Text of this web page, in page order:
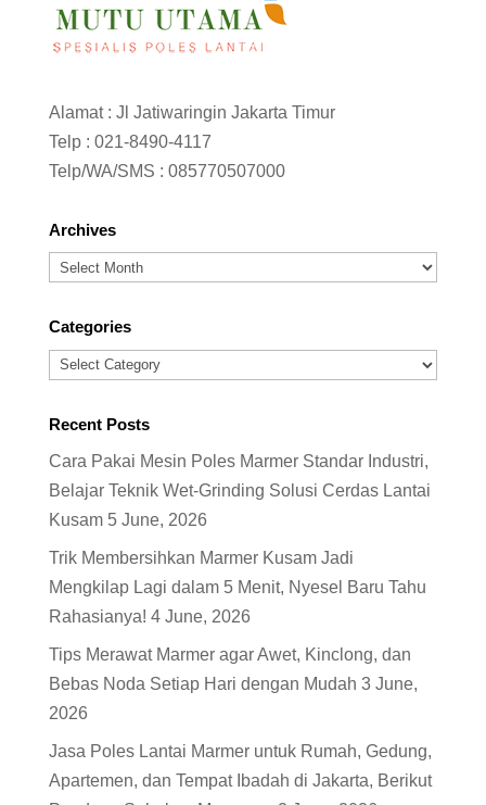
Alamat : Jl Jatiwaringin Jakarta Timur
Telp : 021-8490-4117
Telp/WA/SMS : 085770507000
Archives
Archives
Categories
Categories
Recent Posts
Cara Pakai Mesin Poles Marmer Standar Industri,
Belajar Teknik Wet-Grinding Solusi Cerdas Lantai
Kusam 5 June, 2026
Trik Membersihkan Marmer Kusam Jadi
Mengkilap Lagi dalam 5 Menit, Nyesel Baru Tahu
Rahasianya! 4 June, 2026
Tips Merawat Marmer agar Awet, Kinclong, dan
Bebas Noda Setiap Hari dengan Mudah 3 June,
2026
Jasa Poles Lantai Marmer untuk Rumah, Gedung,
Apartemen, dan Tempat Ibadah di Jakarta, Berikut